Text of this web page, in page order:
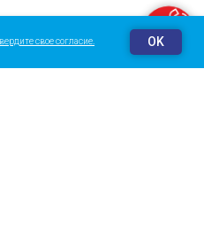
свое согласие. OK